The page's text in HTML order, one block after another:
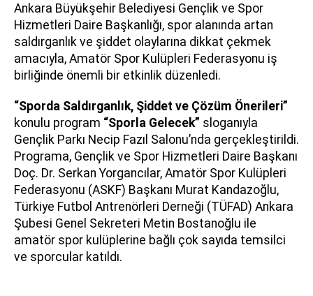
Ankara Büyükşehir Belediyesi Gençlik ve Spor
Hizmetleri Daire Başkanlığı, spor alanında artan
saldırganlık ve şiddet olaylarına dikkat çekmek
amacıyla, Amatör Spor Kulüpleri Federasyonu iş
birliğinde önemli bir etkinlik düzenledi.
“Sporda Saldırganlık, Şiddet ve Çözüm Önerileri”
konulu program “Sporla Gelecek” sloganıyla
Gençlik Parkı Necip Fazıl Salonu’nda gerçekleştirildi.
Programa, Gençlik ve Spor Hizmetleri Daire Başkanı
Doç. Dr. Serkan Yorgancılar, Amatör Spor Kulüpleri
Federasyonu (ASKF) Başkanı Murat Kandazoğlu,
Türkiye Futbol Antrenörleri Derneği (TÜFAD) Ankara
Şubesi Genel Sekreteri Metin Bostanoğlu ile
amatör spor kulüplerine bağlı çok sayıda temsilci
ve sporcular katıldı.